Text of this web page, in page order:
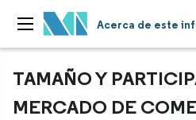
Acerca de este
TAMAÑO Y
MERCADO DE